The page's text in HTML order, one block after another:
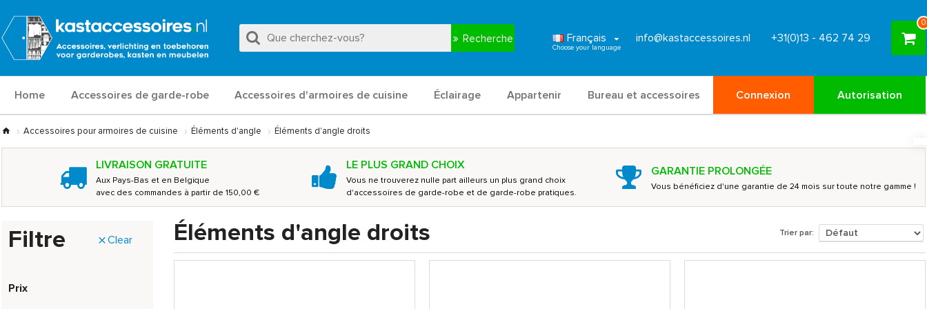
Recherche Français info@kastaccessoires.nl +31(0)13 - 462 74 29
0
Home Accessoires de garde-robe Accessoires d'armoires de cuisine Éclairage Appartenir Bureau et accessoires Connexion Autorisation
Accessoires pour armoires de cuisine Éléments d'angle Éléments d'angle droits
LIVRAISON GRATUITE
Aux Pays-Bas et en Belgique
avec des commandes à partir de 150,00 €
LE PLUS GRAND CHOIX
Vous ne trouverez nulle part ailleurs un plus grand choix
d'accessoires de garde-robe et de garde-robe pratiques.
GARANTIE PROLONGÉE
Vous bénéficiez d'une garantie de 24 mois sur toute notre gamme !
Filtre Clear
Prix
Éléments d'angle droits Trier par: